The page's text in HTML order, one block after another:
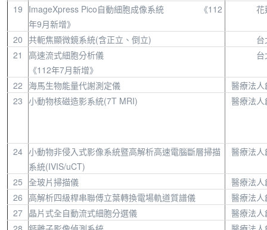
19 ImageXpress Pico自動細胞成像系統 《112
年9月新增》
花
20 共軛焦顯微鏡系統(含正立、倒立)
21
高速流式細胞分析儀
《112年7月新增》
22 海馬生物能量代謝測定儀
醫療法
23 小動物核磁造影系統(7T MRI) 醫療法
24 小動物非侵入式影像系統暨高解析高速電腦斷層掃描
系統(IVIS/uCT)
醫療法
25 全玻片掃描儀
醫療法
26 高解析四級桿串聯傅立葉轉換電場軌道質譜儀
醫療法
27 晶片式全自動流式細胞分選儀
醫療法